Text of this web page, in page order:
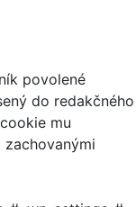
povolené
do redakčného
mu